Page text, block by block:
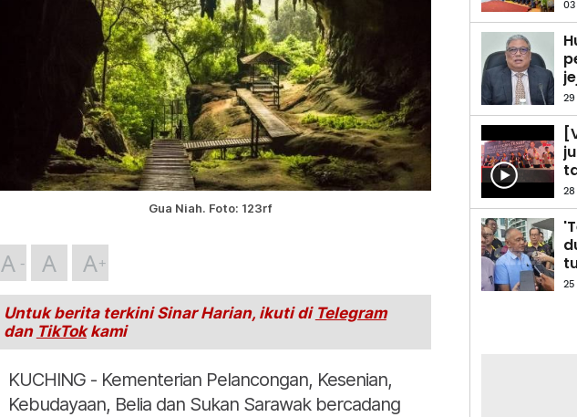
Gua Niah. Foto: 123rf
A A A
Untuk berita terkini Sinar Harian, ikuti di Telegram
dan TikTokkami
KUCHING - Kementerian Pelancongan, Kesenian,
Kebudayaan, Belia dan Sukan Sarawak bercadang
28
25